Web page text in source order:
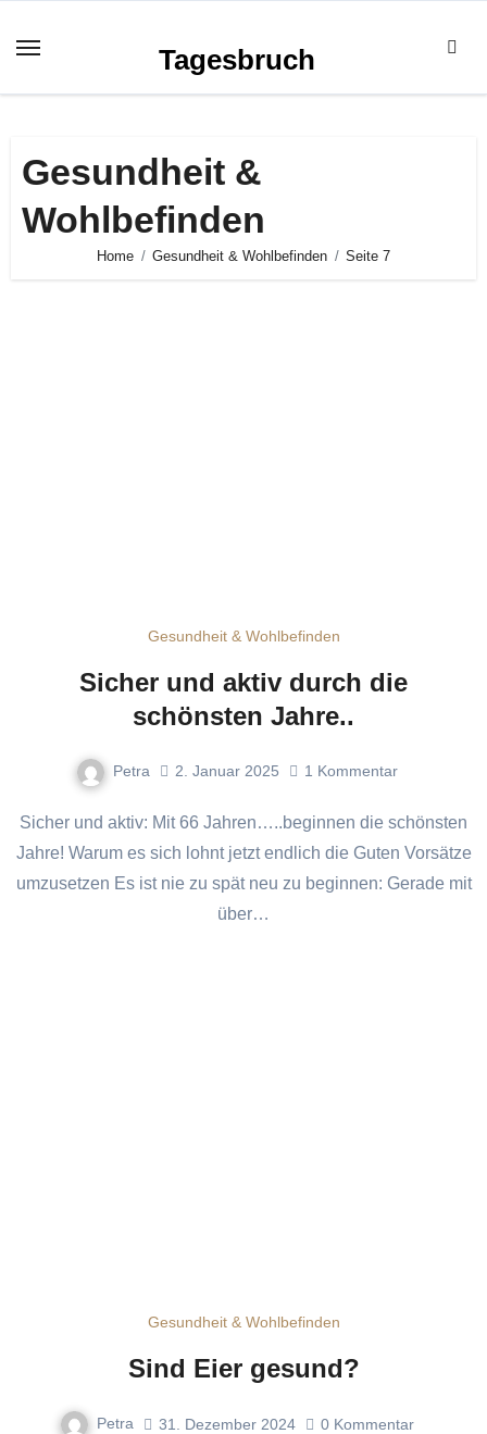
Inhalt
Tagesbruch
Gesundheit &
Wohlbefinden
Home Gesundheit & Wohlbefinden Seite 7
Gesundheit & Wohlbefinden
Sicher und aktiv durch die
schönsten Jahre..
Petra 2. Januar 2025 1 Kommentar
Sicher und aktiv: Mit 66 Jahren…..beginnen die schönsten
Jahre! Warum es sich lohnt jetzt endlich die Guten Vorsätze
umzusetzen Es ist nie zu spät neu zu beginnen: Gerade mit
über…
Gesundheit & Wohlbefinden
Sind Eier gesund?
Petra 31. Dezember 2024 0 Kommentar